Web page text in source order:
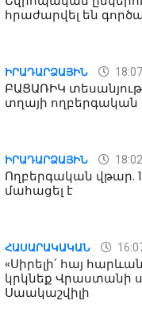
հրաժարվել են
ԻՐԱԴԱՐՁԱՅԻՆ 18:07
ԲԱՑԱՌԻԿ
տղայի ողբերգական
ԻՐԱԴԱՐՁԱՅԻՆ 18:02
Ողբերգական վթար.
մահացել է
ՀԱՍԱՐԱԿԱԿԱՆ
«Սիրելի՛ հայ
կրկնեք Վրաստանի
Սաակաշվիլի